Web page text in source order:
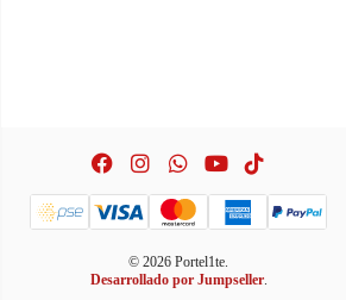
© 2026 Portel1te.
Desarrollado por Jumpseller.